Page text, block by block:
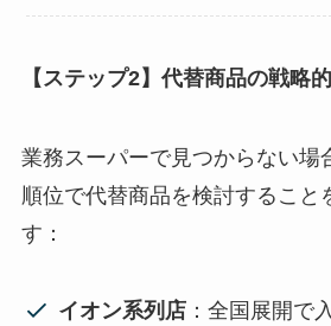
【ステップ2】代替商品の戦略
業務スーパーで見つからない場
順位で代替商品を検討すること
す：
イオン系列店 ：全国展開で